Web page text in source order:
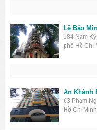
Lê Bảo
184 Nam
phố Hồ Chí
An Khánh
63 Phạm
Hồ Chí